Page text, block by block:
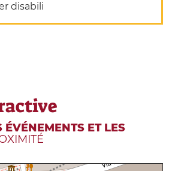
disabili
ÉVÉNEMENTS ET LES